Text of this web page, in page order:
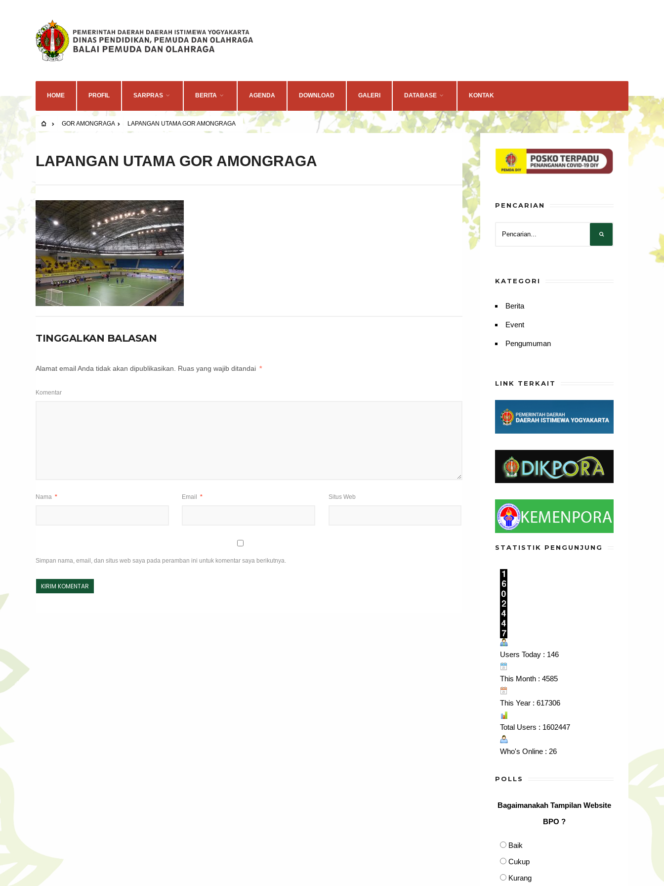
HOME PROFIL SARPRAS BERITA AGENDA DOWNLOAD GALERI DATABASE KONTAK
GOR AMONGRAGA LAPANGAN UTAMA GOR AMONGRAGA
LAPANGAN UTAMA GOR AMONGRAGA
TINGGALKAN BALASAN
Alamat email Anda tidak akan dipublikasikan. Ruas yang wajib ditandai *
Komentar
Nama * Email * Situs Web
Simpan nama, email, dan situs web saya pada peramban ini untuk komentar saya berikutnya.
PENCARIAN
KATEGORI
Berita
Event
Pengumuman
LINK TERKAIT
STATISTIK PENGUNJUNG
Users Today : 146
This Month : 4585
This Year : 617306
Total Users : 1602447
Who's Online : 26
POLLS
Bagaimanakah Tampilan Website
BPO ?
Baik
Cukup
Kurang